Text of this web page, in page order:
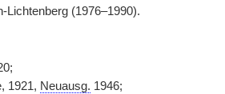
Lichtenberg (1976–1990).
1921, Neuausg. 1946;